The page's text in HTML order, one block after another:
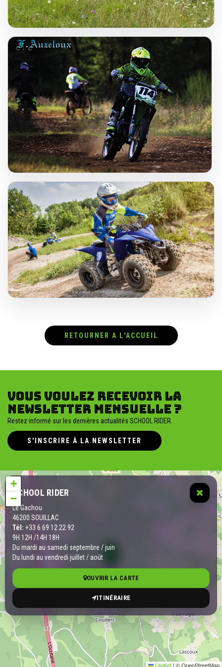
RETOURNER A L'ACCUEIL
Vous voulez recevoir la
newsletter mensuelle ?
Restez informé sur les dernières actualités SCHOOL RIDER.
S'INSCRIRE À LA NEWSLETTER
SCHOOL RIDER
Le Gachou
46200 SOUILLAC
Tél: +33 6 69 12 22 92
9H 12H /14H 18H
Du mardi au samedi septembre / juin
Du lundi au vendredi juillet / août
OUVRIR LA CARTE
ITINÉRAIRE
+
−
Leaflet | © OpenStreetMap